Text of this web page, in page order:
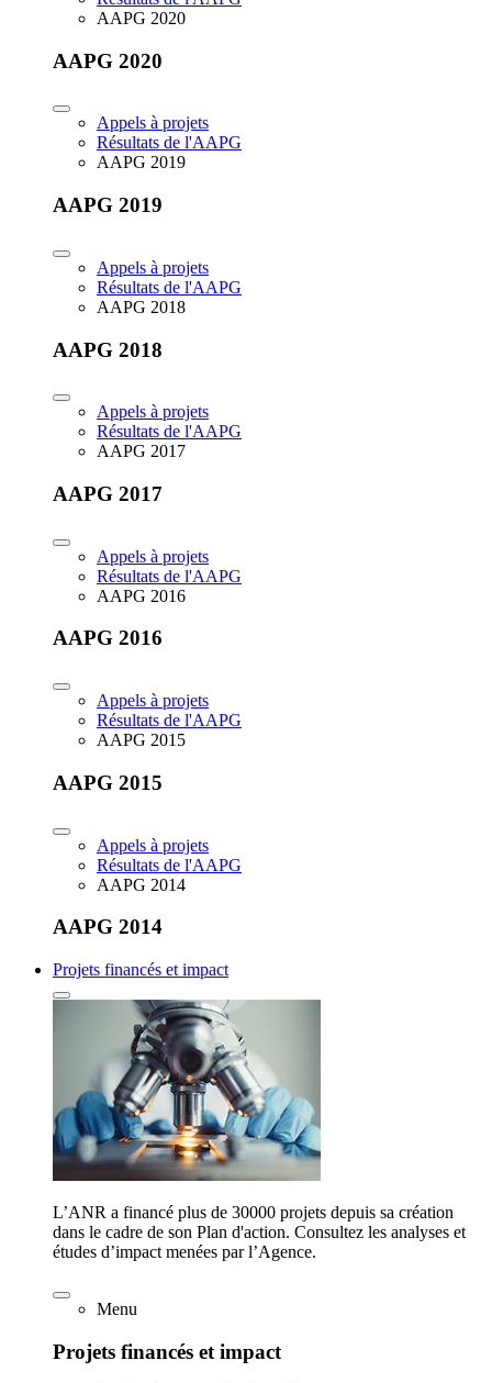
AAPG 2020
AAPG 2020
Appels à projets
Résultats de l'AAPG
AAPG 2019
AAPG 2019
Appels à projets
Résultats de l'AAPG
AAPG 2018
AAPG 2018
Appels à projets
Résultats de l'AAPG
AAPG 2017
AAPG 2017
Appels à projets
Résultats de l'AAPG
AAPG 2016
AAPG 2016
Appels à projets
Résultats de l'AAPG
AAPG 2015
AAPG 2015
Appels à projets
Résultats de l'AAPG
AAPG 2014
AAPG 2014
Projets financés et impact
L’ANR a financé plus de 30000 projets depuis sa création
dans le cadre de son Plan d'action. Consultez les analyses et
études d’impact menées par l’Agence.
Menu
Projets financés et impact